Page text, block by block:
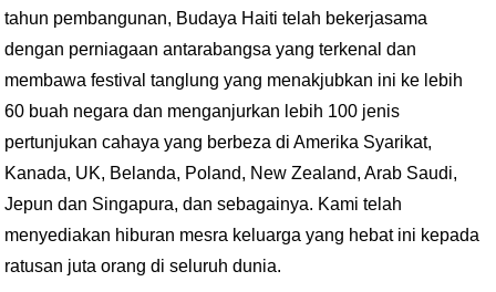
tahun pembangunan, Budaya Haiti telah bekerjasama
dengan perniagaan antarabangsa yang terkenal dan
membawa festival tanglung yang menakjubkan ini ke lebih
60 buah negara dan menganjurkan lebih 100 jenis
pertunjukan cahaya yang berbeza di Amerika Syarikat,
Kanada, UK, Belanda, Poland, New Zealand, Arab Saudi,
Jepun dan Singapura, dan sebagainya. Kami telah
menyediakan hiburan mesra keluarga yang hebat ini kepada
ratusan juta orang di seluruh dunia.